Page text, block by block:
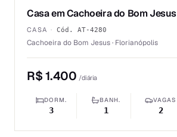
Casa em Cachoeira do Bom Jesus
CASA · Cód. AT-4280
Cachoeira do Bom Jesus · Florianópolis
R$ 1.400 /diária
DORM.
3
BANH.
1
VAGAS
2